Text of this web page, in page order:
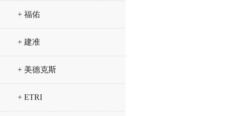
+ 福佑
+ 建准
+ 美德克斯
+ ETRI